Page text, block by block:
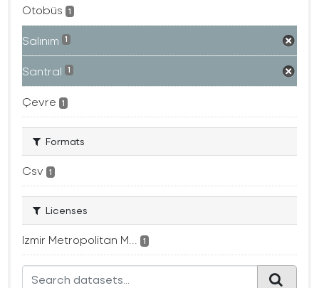
Otobüs 1
Salınım 1
Santral 1
Çevre 1
Formats
Csv 1
Licenses
Izmir Metropolitan M... 1